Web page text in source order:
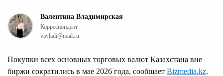
Валентина Владимирская
Корреспондент
vavladi@mail.ru
Покупки всех основных торговых валют Казахстана вне
биржи сократились в мае 2026 года, сообщает Bizmedia.kz.